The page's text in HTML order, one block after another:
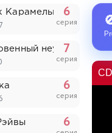
Карамелька 6
серия
неудачник:
7
серия
6
серия
6